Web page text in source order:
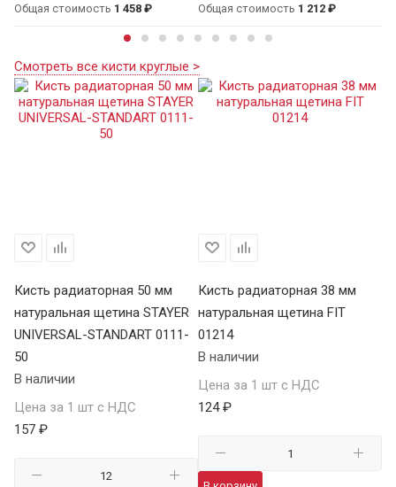
Общая стоимость 1 458 ₽ Общая стоимость 1 212 ₽
Смотреть все кисти круглые >
Кисть радиаторная 50 мм
натуральная щетина STAYER
UNIVERSAL-STANDART 0111-
50
В наличии
Цена за 1 шт с НДС
157 ₽
Кисть радиаторная 38 мм
натуральная щетина FIT
01214
В наличии
Цена за 1 шт с НДС
124 ₽